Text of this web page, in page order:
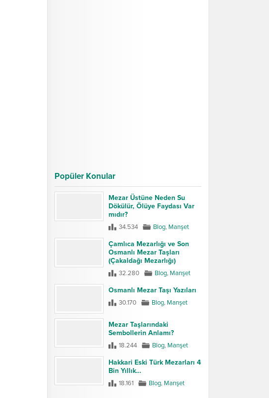
Popüler Konular
Mezar Üstüne Neden Su
Dökülür, Ölüye Faydası Var
mıdır?
34.534 Blog, Manşet
Çamlıca Mezarlığı ve Son
Osmanlı Mezar Taşları
(Çakaldağı Mezarlığı)
32.280 Blog, Manşet
Osmanlı Mezar Taşı Yazıları
30.170 Blog, Manşet
Mezar Taşlarındaki
Sembollerin Anlamı?
18.244 Blog, Manşet
Hakkari Eski Türk Mezarları 4
Bin Yıllık…
18.161 Blog, Manşet